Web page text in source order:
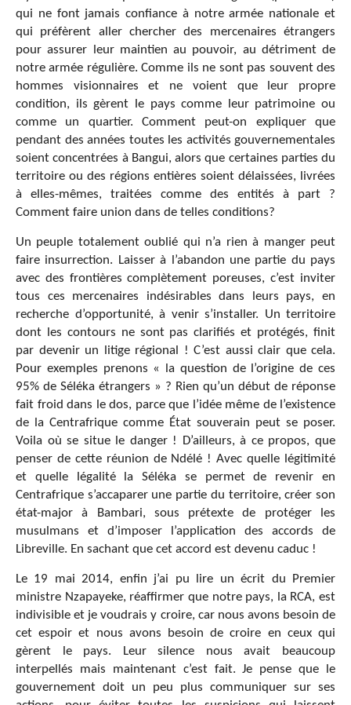
qui ne font jamais confiance à notre armée nationale et
qui préfèrent aller chercher des mercenaires étrangers
pour assurer leur maintien au pouvoir, au détriment de
notre armée régulière. Comme ils ne sont pas souvent des
hommes visionnaires et ne voient que leur propre
condition, ils gèrent le pays comme leur patrimoine ou
comme un quartier. Comment peut-on expliquer que
pendant des années toutes les activités gouvernementales
soient concentrées à Bangui, alors que certaines parties du
territoire ou des régions entières soient délaissées, livrées
à elles-mêmes, traitées comme des entités à part ?
Comment faire union dans de telles conditions?
Un peuple totalement oublié qui n’a rien à manger peut
faire insurrection. Laisser à l’abandon une partie du pays
avec des frontières complètement poreuses, c’est inviter
tous ces mercenaires indésirables dans leurs pays, en
recherche d’opportunité, à venir s’installer. Un territoire
dont les contours ne sont pas clarifiés et protégés, finit
par devenir un litige régional ! C’est aussi clair que cela.
Pour exemples prenons « la question de l’origine de ces
95% de Séléka étrangers » ? Rien qu’un début de réponse
fait froid dans le dos, parce que l’idée même de l’existence
de la Centrafrique comme État souverain peut se poser.
Voila où se situe le danger ! D’ailleurs, à ce propos, que
penser de cette réunion de Ndélé ! Avec quelle légitimité
et quelle légalité la Séléka se permet de revenir en
Centrafrique s’accaparer une partie du territoire, créer son
état-major à Bambari, sous prétexte de protéger les
musulmans et d’imposer l’application des accords de
Libreville. En sachant que cet accord est devenu caduc !
Le 19 mai 2014, enfin j’ai pu lire un écrit du Premier
ministre Nzapayeke, réaffirmer que notre pays, la RCA, est
indivisible et je voudrais y croire, car nous avons besoin de
cet espoir et nous avons besoin de croire en ceux qui
gèrent le pays. Leur silence nous avait beaucoup
interpellés mais maintenant c’est fait. Je pense que le
gouvernement doit un peu plus communiquer sur ses